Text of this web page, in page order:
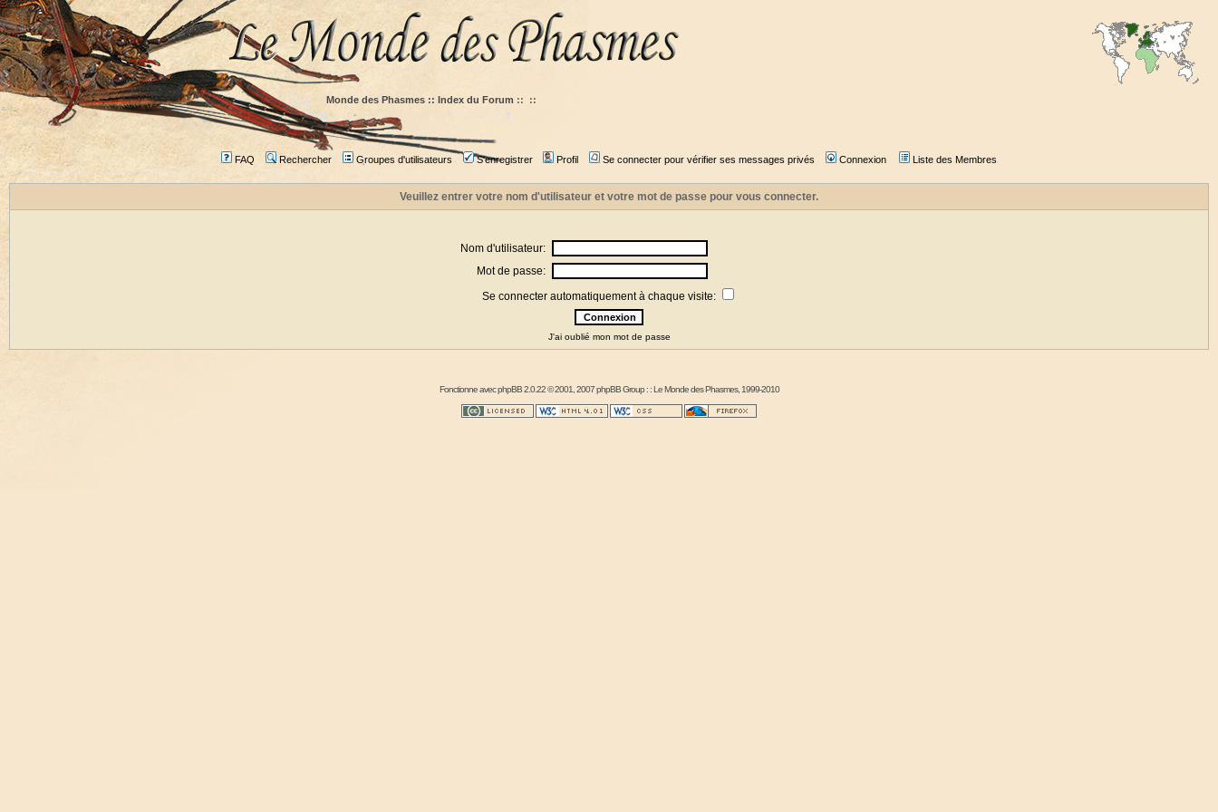
Monde des Phasmes :: Index du Forum :: ::
FAQ Rechercher Groupes d'utilisateurs S'enregistrer Profil Se connecter pour vérifier ses messages privés Connexion Liste des Membres
Veuillez entrer votre nom d'utilisateur et votre mot de passe pour vous connecter.
Nom d'utilisateur:
Mot de passe:
Se connecter automatiquement à chaque visite:
J'ai oublié mon mot de passe
Fonctionne avecphpBB2.0.22 © 2001, 2007 phpBB Group : :Le Monde des Phasmes, 1999-2010